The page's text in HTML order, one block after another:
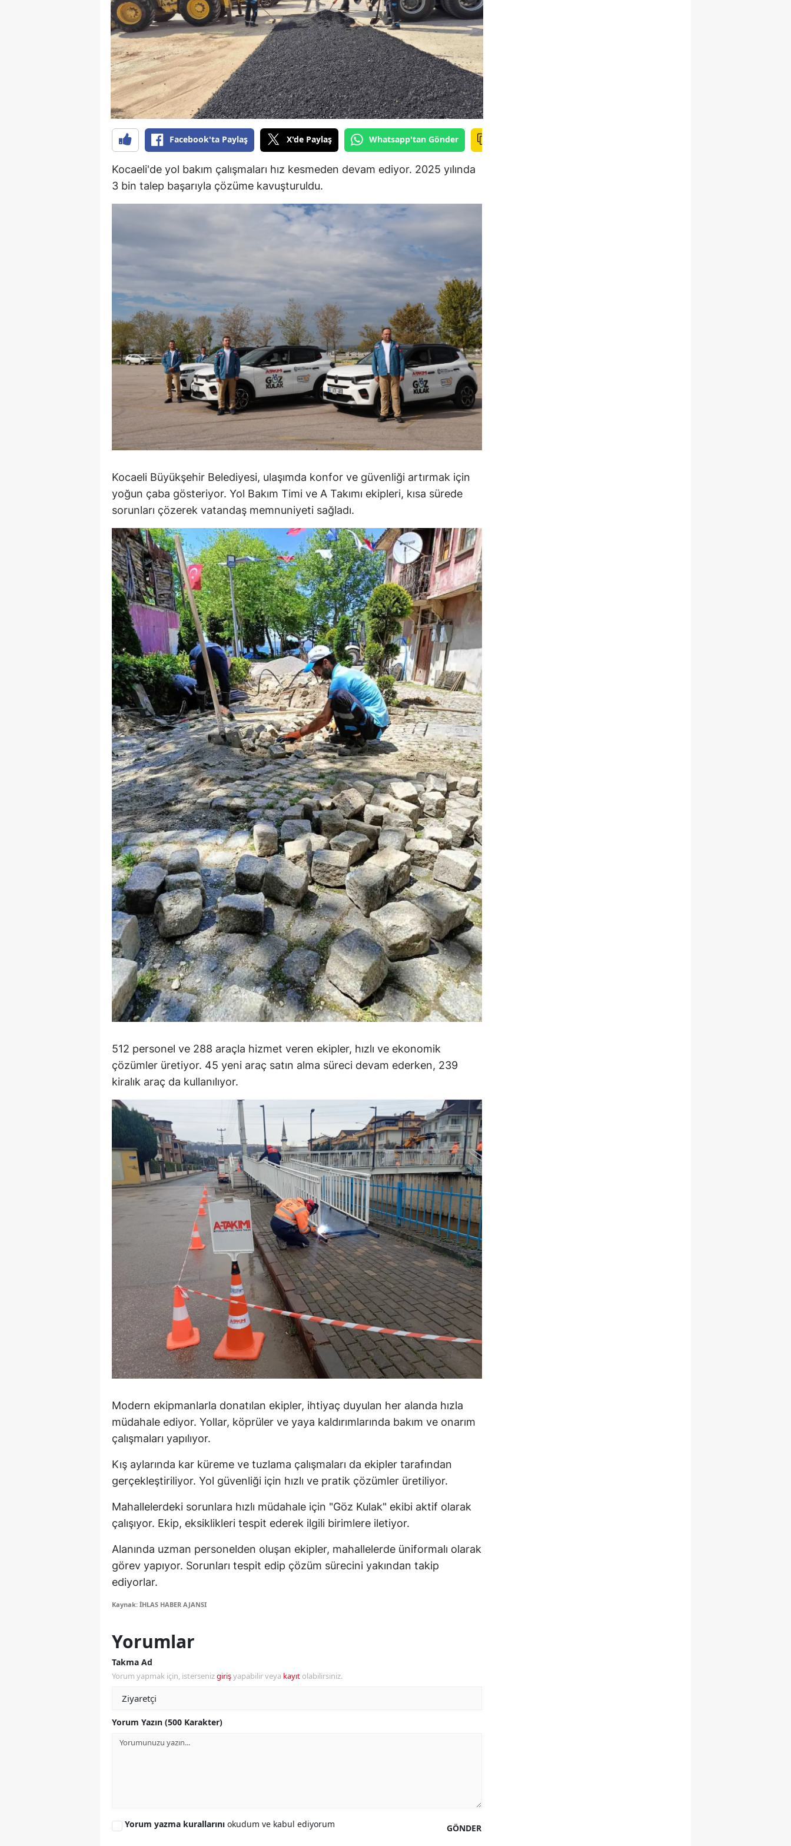
Bilecik
Bingöl
Bitlis
Bolu
Burdur
Bursa
Çankırı
Çorum
Edirne
Erzincan
Erzurum
Eskişehir
Gaziantep
Giresun
Gümüşhane
Hakkari
Hatay
Mersin
İstanbul
İzmir
Kars
Kastamonu
Kayseri
Kırklareli
Kırşehir
Kocaeli
Konya
Kütahya
Malatya
Manisa
Kahramanmaraş
Mardin
Muğla
Muş
Nevşehir
Niğde
Ordu
Sakarya
Samsun
Siirt
Sinop
Sivas
Tekirdağ
Tokat
Trabzon
Tunceli
Şanlıurfa
Uşak
Van
Yozgat
Zonguldak
Bayburt
Kırıkkale
Batman
Şırnak
Ardahan
Osmaniye
Facebook'ta Paylaş X'de Paylaş Whatsapp'tan Gönder
Kocaeli'de yol bakım çalışmaları hız kesmeden devam ediyor. 2025 yılında
3 bin talep başarıyla çözüme kavuşturuldu.
Kocaeli Büyükşehir Belediyesi, ulaşımda konfor ve güvenliği artırmak için
yoğun çaba gösteriyor. Yol Bakım Timi ve A Takımı ekipleri, kısa sürede
sorunları çözerek vatandaş memnuniyeti sağladı.
512 personel ve 288 araçla hizmet veren ekipler, hızlı ve ekonomik
çözümler üretiyor. 45 yeni araç satın alma süreci devam ederken, 239
kiralık araç da kullanılıyor.
Modern ekipmanlarla donatılan ekipler, ihtiyaç duyulan her alanda hızla
müdahale ediyor. Yollar, köprüler ve yaya kaldırımlarında bakım ve onarım
çalışmaları yapılıyor.
Kış aylarında kar küreme ve tuzlama çalışmaları da ekipler tarafından
gerçekleştiriliyor. Yol güvenliği için hızlı ve pratik çözümler üretiliyor.
Mahallelerdeki sorunlara hızlı müdahale için "Göz Kulak" ekibi aktif olarak
çalışıyor. Ekip, eksiklikleri tespit ederek ilgili birimlere iletiyor.
Alanında uzman personelden oluşan ekipler, mahallelerde üniformalı olarak
görev yapıyor. Sorunları tespit edip çözüm sürecini yakından takip
ediyorlar.
Kaynak: İHLAS HABER AJANSI
Yorumlar
Takma Ad
Yorum yapmak için, istersenizgirişyapabilir veya kayıt olabilirsiniz.
Yorum Yazın (500 Karakter)
GÖNDER
Yorum yazma kurallarını okudum ve kabul ediyorum